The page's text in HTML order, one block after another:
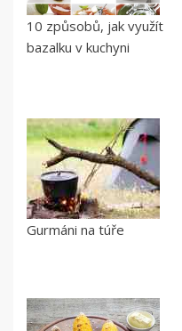
10 způsobů, jak využít
bazalku v kuchyni
Gurmáni na túře